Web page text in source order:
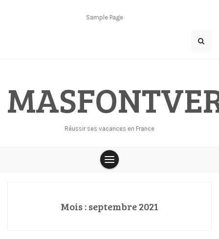
Sample Page
Réussir ses vacances en France
Mois :septembre 2021